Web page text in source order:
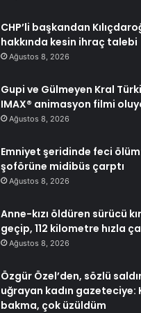
CHP’li başkandan
hakkında kesin ihraç talebi
Ağustos 8, 2026
Gupi ve Gülmeyen Kral
IMAX® animasyon filmi
Ağustos 8, 2026
Emniyet şeridinde feci
şoförüne midibüs çarptı
Ağustos 8, 2026
Anne-kızı öldüren sürücü
geçip, 112 kilometre hızla
Ağustos 8, 2026
Özgür Özel’den, sözlü
uğrayan kadın gazeteciye:
bakma, çok üzüldüm